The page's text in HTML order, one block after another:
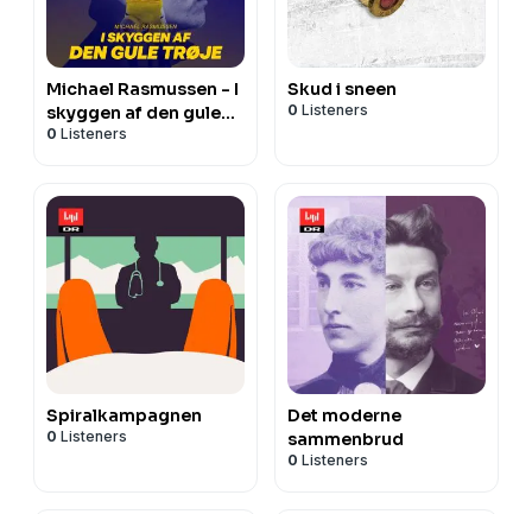
Michael Rasmussen - I
skyggen af den gule
trøje
0 Listeners
Skud i sneen
0 Listeners
Spiralkampagnen
0 Listeners
Det moderne
sammenbrud
0 Listeners